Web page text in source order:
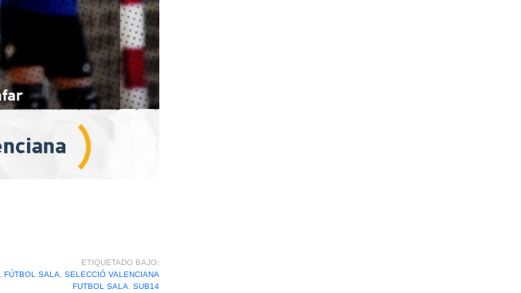
ETIQUETADO BAJO:
FÚTBOL SALA
SELECCIÓ VALENCIANA
FUTBOL SALA
SUB14